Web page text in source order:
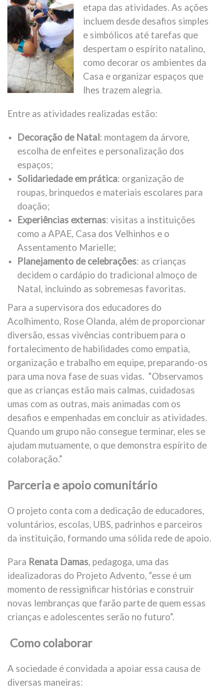
etapa das atividades. As ações
incluem desde desafios simples
e simbólicos até tarefas que
despertam o espírito natalino,
como decorar os ambientes da
Casa e organizar espaços que
lhes trazem alegria.
Entre as atividades realizadas estão:
Decoração de Natal: montagem da árvore,
escolha de enfeites e personalização dos
espaços;
Solidariedade em prática: organização de
roupas, brinquedos e materiais escolares para
doação;
Experiências externas: visitas a instituições
como a APAE, Casa dos Velhinhos e o
Assentamento Marielle;
Planejamento de celebrações: as crianças
decidem o cardápio do tradicional almoço de
Natal, incluindo as sobremesas favoritas.
Para a supervisora dos educadores do
Acolhimento, Rose Olanda, além de proporcionar
diversão, essas vivências contribuem para o
fortalecimento de habilidades como empatia,
organização e trabalho em equipe, preparando-os
para uma nova fase de suas vidas. “Observamos
que as crianças estão mais calmas, cuidadosas
umas com as outras, mais animadas com os
desafios e empenhadas em concluir as atividades.
Quando um grupo não consegue terminar, eles se
ajudam mutuamente, o que demonstra espírito de
colaboração.”
Parceria e apoio comunitário
O projeto conta com a dedicação de educadores,
voluntários, escolas, UBS, padrinhos e parceiros
da instituição, formando uma sólida rede de apoio.
Para Renata Damas, pedagoga, uma das
idealizadoras do Projeto Advento, “esse é um
momento de ressignificar histórias e construir
novas lembranças que farão parte de quem essas
crianças e adolescentes serão no futuro”.
Como colaborar
A sociedade é convidada a apoiar essa causa de
diversas maneiras: